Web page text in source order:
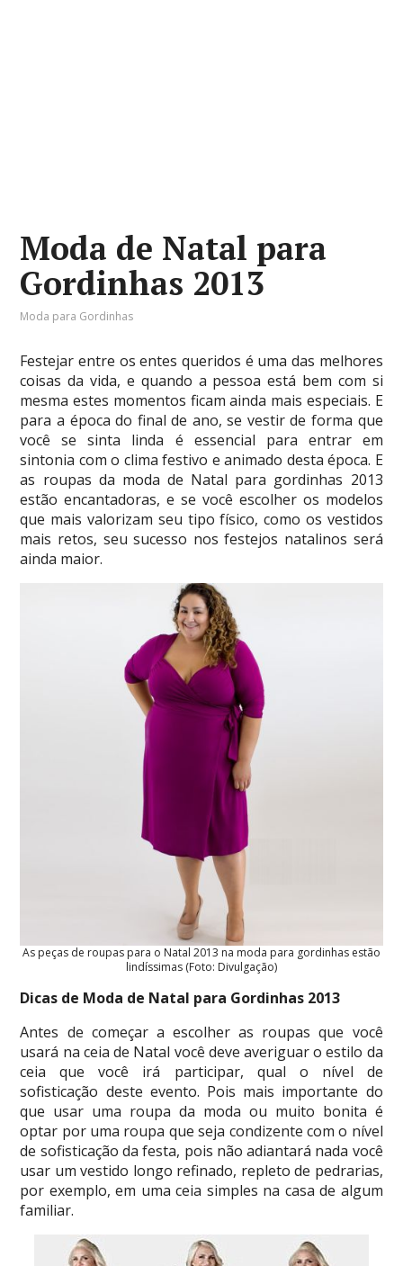
Moda de Natal para
Gordinhas 2013
Moda para Gordinhas
Festejar entre os entes queridos é uma das melhores
coisas da vida, e quando a pessoa está bem com si
mesma estes momentos ficam ainda mais especiais. E
para a época do final de ano, se vestir de forma que
você se sinta linda é essencial para entrar em
sintonia com o clima festivo e animado desta época. E
as roupas da moda de Natal para gordinhas 2013
estão encantadoras, e se você escolher os modelos
que mais valorizam seu tipo físico, como os vestidos
mais retos, seu sucesso nos festejos natalinos será
ainda maior.
As peças de roupas para o Natal 2013 na moda para gordinhas estão
lindíssimas (Foto: Divulgação)
Dicas de Moda de Natal para Gordinhas 2013
Antes de começar a escolher as roupas que você
usará na ceia de Natal você deve averiguar o estilo da
ceia que você irá participar, qual o nível de
sofisticação deste evento. Pois mais importante do
que usar uma roupa da moda ou muito bonita é
optar por uma roupa que seja condizente com o nível
de sofisticação da festa, pois não adiantará nada você
usar um vestido longo refinado, repleto de pedrarias,
por exemplo, em uma ceia simples na casa de algum
familiar.